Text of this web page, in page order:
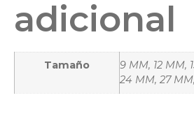
adicional
Tamaño
9 MM, 12 MM,
24 MM, 27